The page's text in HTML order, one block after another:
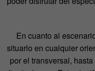
En cuanto al
situarlo en cualquier
por el transversal,